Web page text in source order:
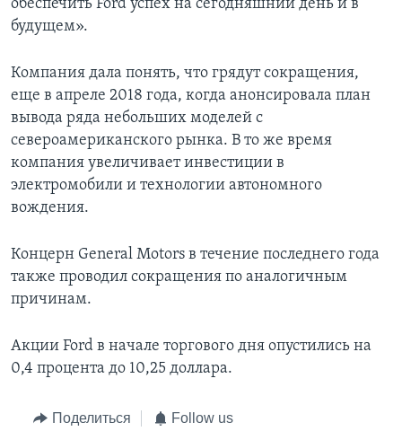
обеспечить Ford успех на сегодняшний день и в
будущем».
Компания дала понять, что грядут сокращения,
еще в апреле 2018 года, когда анонсировала план
вывода ряда небольших моделей с
североамериканского рынка. В то же время
компания увеличивает инвестиции в
электромобили и технологии автономного
вождения.
Концерн General Motors в течение последнего года
также проводил сокращения по аналогичным
причинам.
Акции Ford в начале торгового дня опустились на
0,4 процента до 10,25 доллара.
Поделиться Follow us